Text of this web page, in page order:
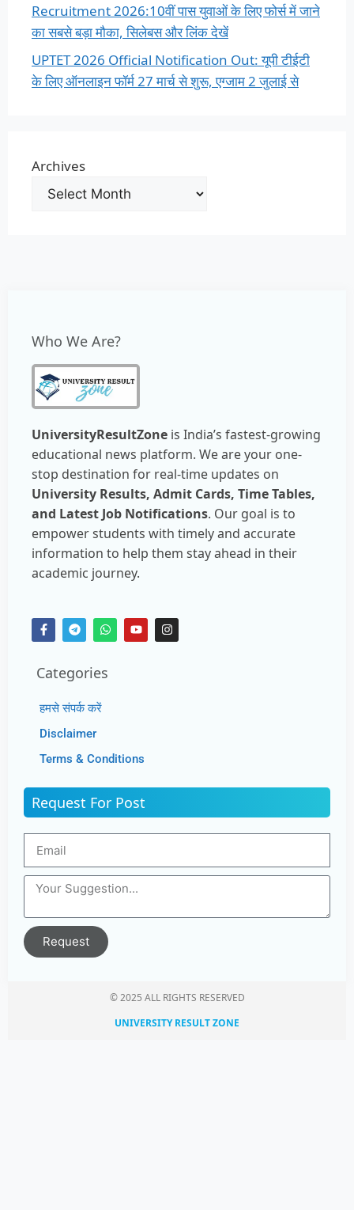
Recruitment 2026:10वीं पास युवाओं के लिए फोर्स में जाने
का सबसे बड़ा मौका, सिलेबस और लिंक देखें
UPTET 2026 Official Notification Out: यूपी टीईटी
के लिए ऑनलाइन फॉर्म 27 मार्च से शुरू, एग्जाम 2 जुलाई से
Archives
Who We Are?
UniversityResultZone is India’s fastest-growing
educational news platform. We are your one-
stop destination for real-time updates on
University Results, Admit Cards, Time Tables,
and Latest Job Notifications. Our goal is to
empower students with timely and accurate
information to help them stay ahead in their
academic journey.
Categories
हमसे संपर्क करें
Disclaimer
Terms & Conditions
Request For Post
Request
© 2025 ALL RIGHTS RESERVED​
UNIVERSITY RESULT ZONE